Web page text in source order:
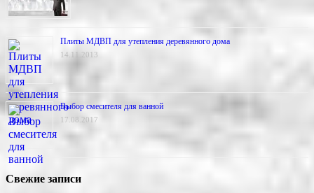
Плиты МДВП для утепления деревянного дома
14.11.2013
Выбор смесителя для ванной
17.08.2017
Свежие записи